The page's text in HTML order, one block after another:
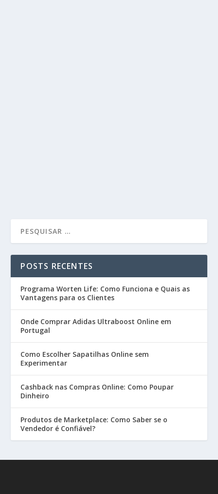
POSTS RECENTES
Programa Worten Life: Como Funciona e Quais as
Vantagens para os Clientes
Onde Comprar Adidas Ultraboost Online em
Portugal
Como Escolher Sapatilhas Online sem
Experimentar
Cashback nas Compras Online: Como Poupar
Dinheiro
Produtos de Marketplace: Como Saber se o
Vendedor é Confiável?